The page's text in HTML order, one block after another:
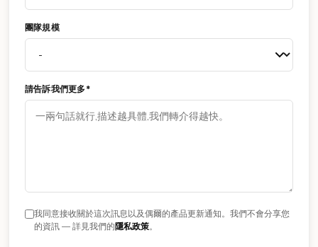
團隊規模
請告訴我們更多*
我同意接收關於這次訊息以及偶爾的產品更新通知。我們不會分享您
的資訊 — 詳見我們的隱私政策。